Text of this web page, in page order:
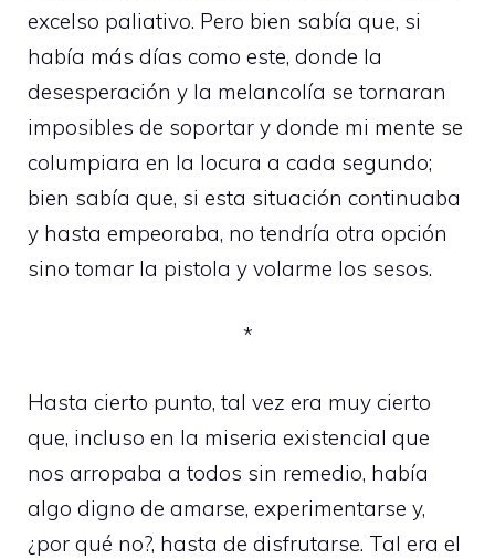
excelso paliativo. Pero bien sabía que, si
había más días como este, donde la
desesperación y la melancolía se tornaran
imposibles de soportar y donde mi mente se
columpiara en la locura a cada segundo;
bien sabía que, si esta situación continuaba
y hasta empeoraba, no tendría otra opción
sino tomar la pistola y volarme los sesos.
*
Hasta cierto punto, tal vez era muy cierto
que, incluso en la miseria existencial que
nos arropaba a todos sin remedio, había
algo digno de amarse, experimentarse y,
¿por qué no?, hasta de disfrutarse. Tal era el